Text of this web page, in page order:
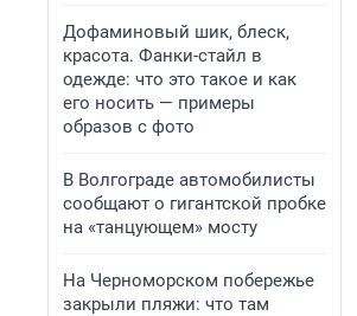
Дофаминовый шик, блеск,
красота. Фанки-стайл в
одежде: что это такое и как
его носить — примеры
образов с фото
В Волгограде автомобилисты
сообщают о гигантской пробке
на «танцующем» мосту
На Черноморском побережье
закрыли пляжи: что там